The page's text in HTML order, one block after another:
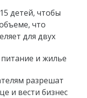
детей, чтобы
что
для двух
и жилье
разрешат
и вести бизнес